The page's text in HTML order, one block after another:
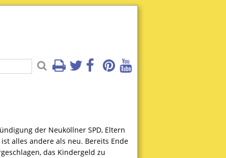
der Neuköllner SPD, Eltern
alles andere als neu. Bereits Ende
das Kindergeld zu